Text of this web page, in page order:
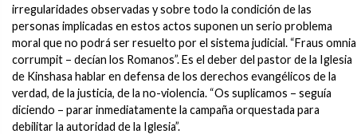
irregularidades observadas y sobre todo la condición de las
personas implicadas en estos actos suponen un serio problema
moral que no podrá ser resuelto por el sistema judicial. “Fraus omnia
corrumpit – decían los Romanos”. Es el deber del pastor de la Iglesia
de Kinshasa hablar en defensa de los derechos evangélicos de la
verdad, de la justicia, de la no-violencia. “Os suplicamos – seguía
diciendo – parar inmediatamente la campaña orquestada para
debilitar la autoridad de la Iglesia”.